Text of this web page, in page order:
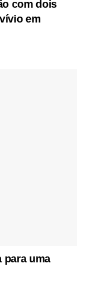
com dois
em
para uma